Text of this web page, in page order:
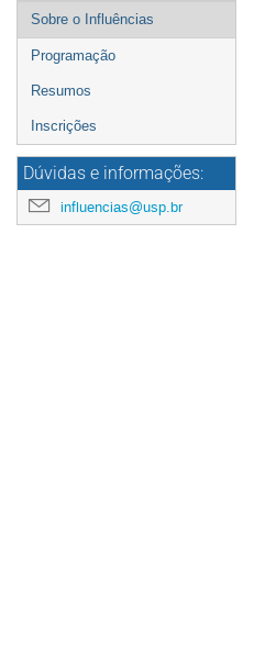
Event
menu
Sobre o Influências
Programação
Resumos
Inscrições
Dúvidas e informações:
influencias@usp.br